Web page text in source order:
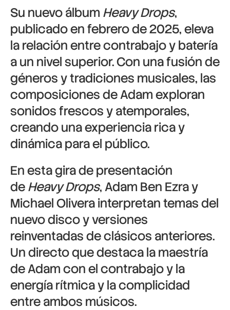
Su nuevo álbum Heavy Drops,
publicado en febrero de 2025, eleva
la relación entre contrabajo y batería
a un nivel superior. Con una fusión de
géneros y tradiciones musicales, las
composiciones de Adam exploran
sonidos frescos y atemporales,
creando una experiencia rica y
dinámica para el público.
En esta gira de presentación
deHeavy Drops, Adam Ben Ezra y
Michael Olivera interpretan temas del
nuevo disco y versiones
reinventadas de clásicos anteriores.
Un directo que destaca la maestría
de Adam con el contrabajo y la
energía rítmica y la complicidad
entre ambos músicos.